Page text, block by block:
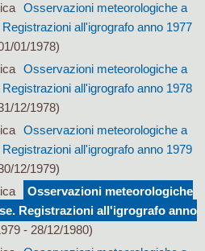
Osservazioni meteorologiche a
all'igrografo anno 1977
01/1978)
Osservazioni meteorologiche a
all'igrografo anno 1978
12/1978)
Osservazioni meteorologiche a
all'igrografo anno 1979
12/1979)
Osservazioni meteorologiche
Registrazioni all'igrografo anno
- 28/12/1980)